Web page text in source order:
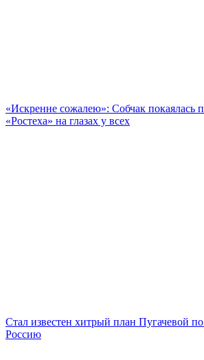
«Искренне сожалею»: Собчак покаялась
«Ростеха» на глазах у всех
Стал известен хитрый план Пугачевой
Россию